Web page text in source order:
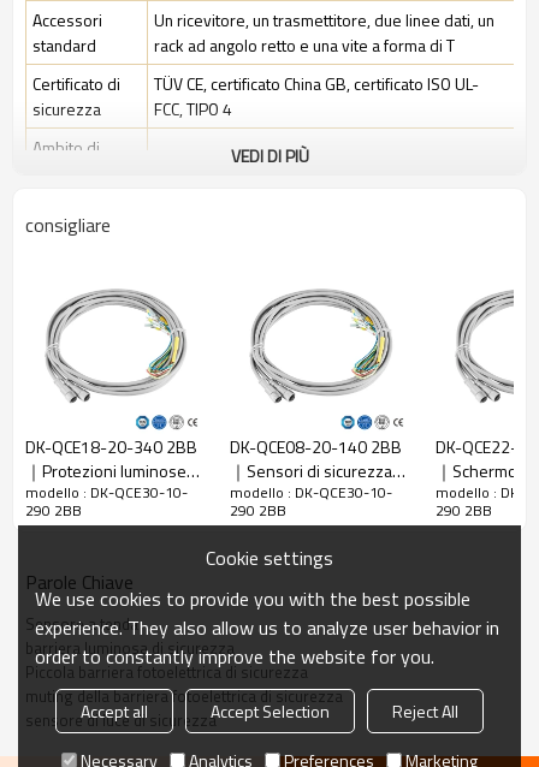
Accessori
standard
Un ricevitore, un trasmettitore, due linee dati, un
rack ad angolo retto e una vite a forma di T
Certificato di
sicurezza
TÜV CE, certificato China GB, certificato ISO UL-
FCC, TIPO 4
Ambito di
Ambiente industriale standard
Caratteristiche
risoluzione
Controlla la
precisione
18 mm
Numero di
30
Altezza di
protezione
290mm
La dimensione
30mm*30mm*L, L è la lunghezza dell'emettitore e
Distanza di
rilevamento
30-6000mm
Tempo di
risposta
≤15ms
Dati meccanici
Materiale
VEDI DI PIÙ
consigliare
DK-QCE18-20-340 2BB
｜Protezioni luminose
per macchine｜DADISICK
modello : DK-QCE30-10-
290 2BB
DK-QCE08-20-140 2BB
｜Sensori di sicurezza
per macchine｜DADISICK
modello : DK-QCE30-10-
290 2BB
DK-QCE22-
｜Schermo
sicurezza｜
modello : DK-
290 2BB
Parole Chiave
Sensore a tenda
barriera luminosa di sicurezza
Piccola barriera fotoelettrica di sicurezza
muting della barriera fotoelettrica di sicurezza
sensore di luce di sicurezza
Cookie settings
We use cookies to provide you with the best possible
experience. They also allow us to analyze user behavior in
order to constantly improve the website for you.
Accept all Accept Selection
Reject All
Necessary
Analytics Preferences Marketing